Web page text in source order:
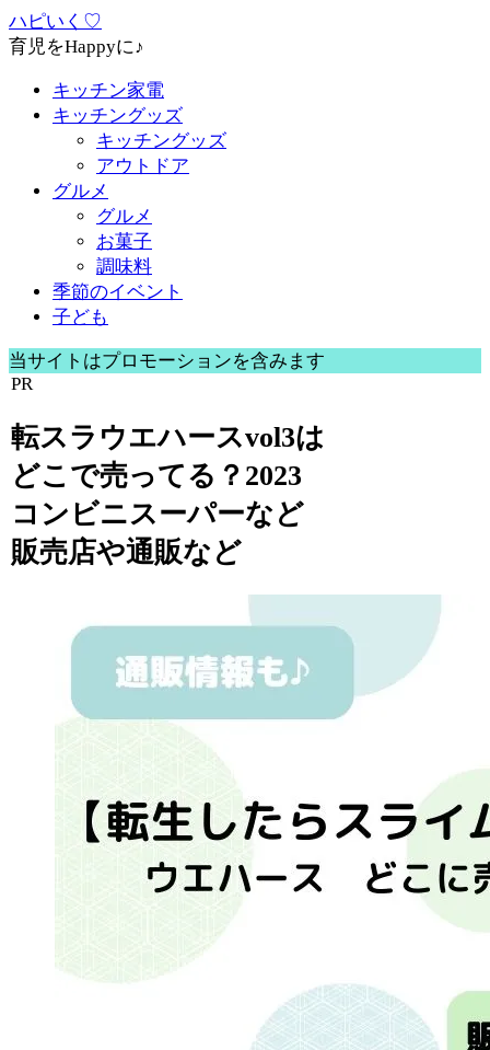
ハピいく♡
育児をHappyに♪
キッチン家電
キッチングッズ
キッチングッズ
アウトドア
グルメ
グルメ
お菓子
調味料
季節のイベント
子ども
当サイトはプロモーションを含みます
PR
転スラウエハースvol3は
どこで売ってる？2023
コンビニスーパーなど
販売店や通販など